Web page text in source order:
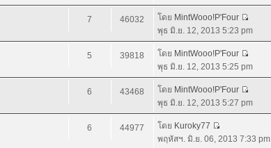
7 46032 โดย MintWooo!P'Four
พุธ มิ.ย. 12, 2013 5:23 pm
5 39818 โดย MintWooo!P'Four
พุธ มิ.ย. 12, 2013 5:25 pm
6 43468 โดย MintWooo!P'Four
พุธ มิ.ย. 12, 2013 5:27 pm
6 44977 โดย Kuroky77
พฤหัสฯ. มิ.ย. 06, 2013 7:33 pm